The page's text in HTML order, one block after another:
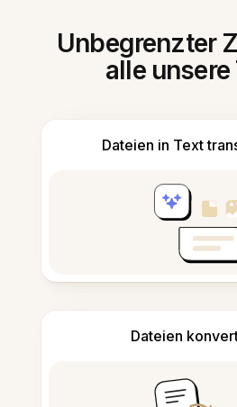
Unbegrenzter
alle unsere
Dateien in Text
Dateien